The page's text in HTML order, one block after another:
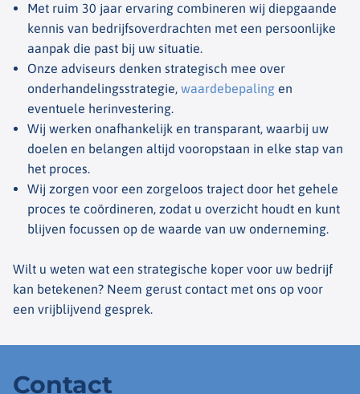
Met ruim 30 jaar ervaring combineren wij diepgaande
kennis van bedrijfsoverdrachten met een persoonlijke
aanpak die past bij uw situatie.
Onze adviseurs denken strategisch mee over
onderhandelingsstrategie, waardebepaling en
eventuele herinvestering.
Wij werken onafhankelijk en transparant, waarbij uw
doelen en belangen altijd vooropstaan in elke stap van
het proces.
Wij zorgen voor een zorgeloos traject door het gehele
proces te coördineren, zodat u overzicht houdt en kunt
blijven focussen op de waarde van uw onderneming.
Wilt u weten wat een strategische koper voor uw bedrijf
kan betekenen? Neem gerust contact met ons op voor
een vrijblijvend gesprek.
Contact